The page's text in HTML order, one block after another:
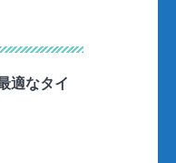
適なタイ